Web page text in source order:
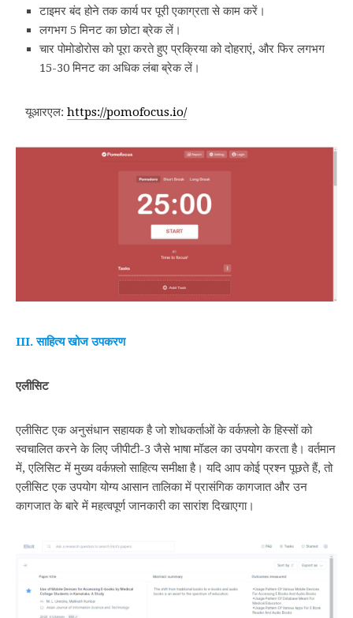
टाइमर बंद होने तक कार्य पर पूरी एकाग्रता से काम करें।
लगभग 5 मिनट का छोटा ब्रेक लें।
चार पोमोडोरोस को पूरा करते हुए प्रक्रिया को दोहराएं, और फिर लगभग
15-30 मिनट का अधिक लंबा ब्रेक लें।
यूआरएल: https://pomofocus.io/
III. साहित्य खोज उपकरण
एलीसिट
एलीसिट एक अनुसंधान सहायक है जो शोधकर्ताओं के वर्कफ़्लो के हिस्सों को
स्वचालित करने के लिए जीपीटी-3 जैसे भाषा मॉडल का उपयोग करता है। वर्तमान
में, एलिसिट में मुख्य वर्कफ़्लो साहित्य समीक्षा है। यदि आप कोई प्रश्न पूछते हैं, तो
एलीसिट एक उपयोग योग्‍य आसान तालिका में प्रासंगिक कागजात और उन
कागजात के बारे में महत्वपूर्ण जानकारी का सारांश दिखाएगा।